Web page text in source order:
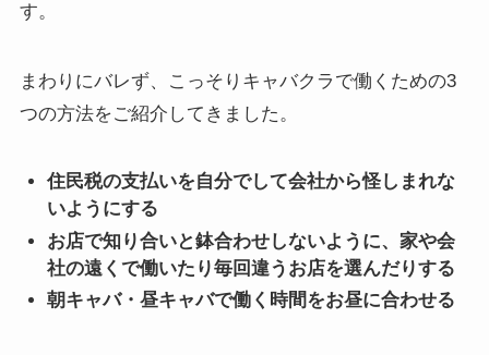
す。
まわりにバレず、こっそりキャバクラで働くための3
つの方法をご紹介してきました。
住民税の支払いを自分でして会社から怪しまれな
いようにする
お店で知り合いと鉢合わせしないように、家や会
社の遠くで働いたり毎回違うお店を選んだりする
朝キャバ・昼キャバで働く時間をお昼に合わせる